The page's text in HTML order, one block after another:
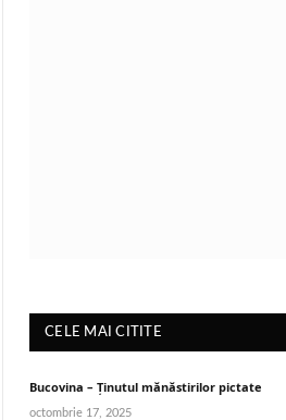
CELE MAI CITITE
Bucovina – Ținutul mănăstirilor pictate
octombrie 17, 2025